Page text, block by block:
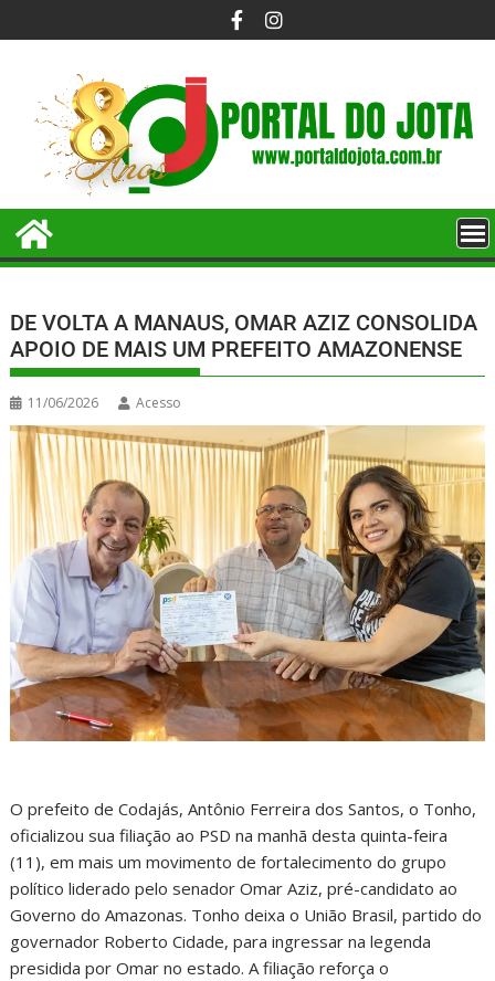
DE VOLTA A MANAUS, OMAR AZIZ CONSOLIDA
APOIO DE MAIS UM PREFEITO AMAZONENSE
11/06/2026 Acesso
O prefeito de Codajás, Antônio Ferreira dos Santos, o Tonho,
oficializou sua filiação ao PSD na manhã desta quinta-feira
(11), em mais um movimento de fortalecimento do grupo
político liderado pelo senador Omar Aziz, pré-candidato ao
Governo do Amazonas. Tonho deixa o União Brasil, partido do
governador Roberto Cidade, para ingressar na legenda
presidida por Omar no estado. A filiação reforça o